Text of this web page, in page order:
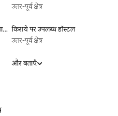
उत्तर-पूर्व क्षेत्र
सुलभ ऊँचाई के शौचालय की सुविधा वाली किराये पर उपलब्ध लिस्टिंग किराये पर उपलब्ध हॉस्टल
उत्तर-पूर्व क्षेत्र
और बताएँ